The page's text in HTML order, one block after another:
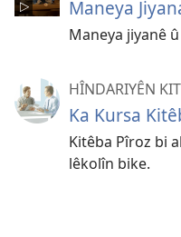
Maneya
Maneya jiyanê
HÎNDARIYÊN
Ka Kursa
Kitêba Pîroz bi
lêkolîn bike.